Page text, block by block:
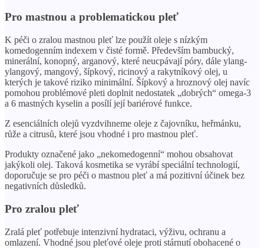
Pro mastnou a problematickou pleť
K péči o zralou mastnou pleť lze použít oleje s nízkým
komedogenním indexem v čisté formě. Především bambucký,
minerální, konopný, arganový, které neucpávají póry, dále ylang-
ylangový, mangový, šípkový, ricinový a rakytníkový olej, u
kterých je takové riziko minimální. Šípkový a hroznový olej navíc
pomohou problémové pleti doplnit nedostatek „dobrých“ omega-3
a 6 mastných kyselin a posílí její bariérové ​​funkce.
Z esenciálních olejů vyzdvihneme oleje z čajovníku, heřmánku,
růže a citrusů, které jsou vhodné i pro mastnou pleť.
Produkty označené jako „nekomedogenní“ mohou obsahovat
jakýkoli olej. Taková kosmetika se vyrábí speciální technologií,
doporučuje se pro péči o mastnou pleť a má pozitivní účinek bez
negativních důsledků.
Pro zralou pleť
Zralá pleť potřebuje intenzivní hydrataci, výživu, ochranu a
omlazení. Vhodné jsou pleťové oleje proti stárnutí obohacené o